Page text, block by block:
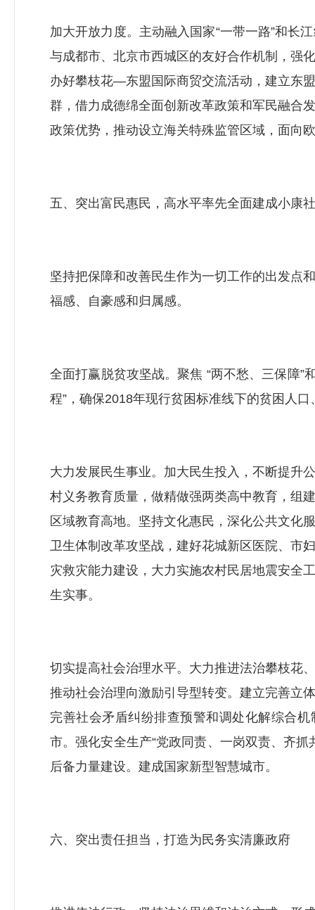
加大开放力度。主动融入国家“一带一路”和长
与成都市、北京市西城区的友好合作机制，强
办好攀枝花—东盟国际商贸交流活动，建立东
群，借力成德绵全面创新改革政策和军民融合
政策优势，推动设立海关特殊监管区域，面向
五、突出富民惠民，高水平率先全面建成小康
坚持把保障和改善民生作为一切工作的出发点
福感、自豪感和归属感。
全面打赢脱贫攻坚战。聚焦 “两不愁、三保障”
程”，确保2018年现行贫困标准线下的贫困人
大力发展民生事业。加大民生投入，不断提升
村义务教育质量，做精做强两类高中教育，组
区域教育高地。坚持文化惠民，深化公共文化
卫生体制改革攻坚战，建好花城新区医院、市
灾救灾能力建设，大力实施农村民居地震安全
生实事。
切实提高社会治理水平。大力推进法治攀枝花
推动社会治理向激励引导型转变。建立完善立
完善社会矛盾纠纷排查预警和调处化解综合
市。强化安全生产“党政同责、一岗双责、齐
后备力量建设。建成国家新型智慧城市。
六、突出责任担当，打造为民务实清廉政府